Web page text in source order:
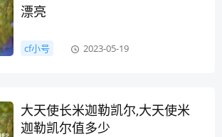
漂亮
cf小号 2023-05-19
大天使长米迦勒凯尔,大天使米
迦勒凯尔值多少